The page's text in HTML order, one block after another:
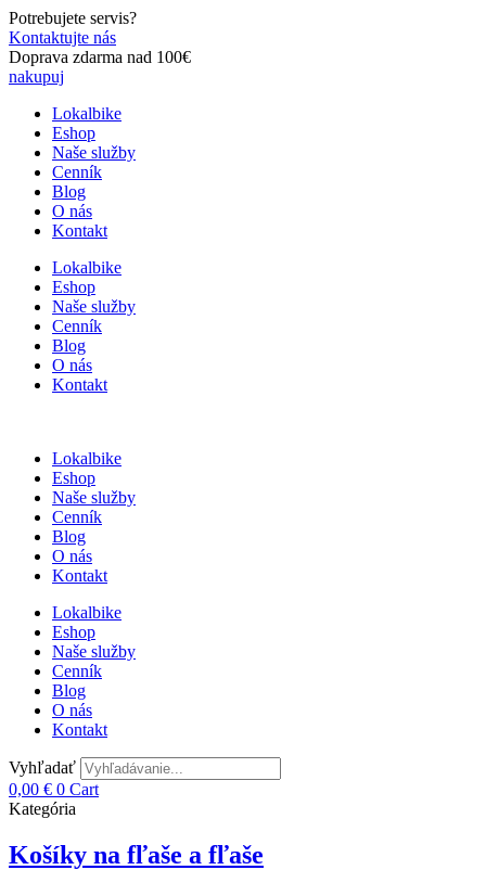
Preskočiť
na
obsah
Potrebujete servis?
Kontaktujte nás
Doprava zdarma nad 100€
nakupuj
Lokalbike
Eshop
Naše služby
Cenník
Blog
O nás
Kontakt
Lokalbike
Eshop
Naše služby
Cenník
Blog
O nás
Kontakt
Lokalbike
Eshop
Naše služby
Cenník
Blog
O nás
Kontakt
Lokalbike
Eshop
Naše služby
Cenník
Blog
O nás
Kontakt
Vyhľadať
0,00 € 0 Cart
Kategória
Košíky na fľaše a fľaše